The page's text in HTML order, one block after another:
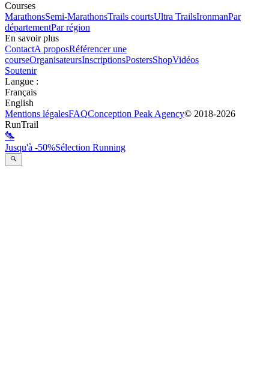
Courses
MarathonsSemi-MarathonsTrails courtsUltra TrailsIronmanPar
départementPar région
En savoir plus
ContactA proposRéférencer une
courseOrganisateursInscriptionsPostersShopVidéos
Soutenir
Langue :
Français
English
Mentions légalesFAQConception Peak Agency© 2018-2026
RunTrail
Jusqu'à -50%Sélection Running